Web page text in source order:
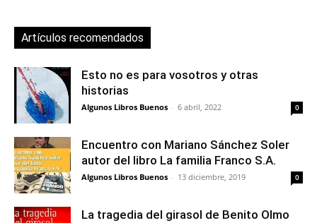
Artículos recomendados
Esto no es para vosotros y otras
historias
Algunos Libros Buenos - 6 abril, 2022 0
Encuentro con Mariano Sánchez Soler
autor del libro La familia Franco S.A.
Algunos Libros Buenos - 13 diciembre, 2019 0
La tragedia del girasol de Benito Olmo